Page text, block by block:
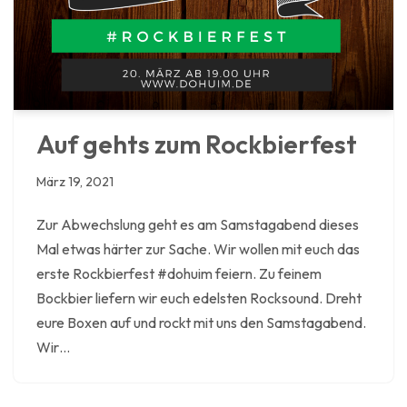
Auf gehts zum Rockbierfest
März 19, 2021
Zur Abwechslung geht es am Samstagabend dieses
Mal etwas härter zur Sache. Wir wollen mit euch das
erste Rockbierfest #dohuim feiern. Zu feinem
Bockbier liefern wir euch edelsten Rocksound. Dreht
eure Boxen auf und rockt mit uns den Samstagabend.
Wir…